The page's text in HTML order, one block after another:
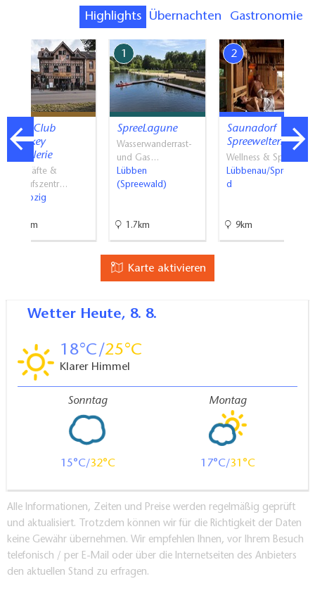
Highlights Übernachten Gastronomie
Stork Club
Whiskey
Destillerie
Geschäfte &
Einkaufszentr…
Schlepzig
11km
1
SpreeLagune
Wasserwanderrast-
und Gas…
Lübben
(Spreewald)
1.7km
2
Saunadorf
Spreewelten
Wellness & Spa
Lübbenau/Spreewal
d
9km
Karte aktivieren
Wetter Heute, 8. 8.
18 25
Klarer Himmel
Sonntag
15 32
Montag
17 31
Alle Informationen, Zeiten und Preise werden regelmäßig geprüft
und aktualisiert. Trotzdem können wir für die Richtigkeit der Daten
keine Gewähr übernehmen. Wir empfehlen Ihnen, vor Ihrem Besuch
telefonisch / per E-Mail oder über die Internetseiten des Anbieters
den aktuellen Stand zu erfragen.